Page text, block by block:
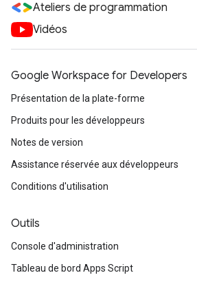
Ateliers de programmation
Vidéos
Google Workspace for Developers
Présentation de la plate-forme
Produits pour les développeurs
Notes de version
Assistance réservée aux développeurs
Conditions d'utilisation
Outils
Console d'administration
Tableau de bord Apps Script